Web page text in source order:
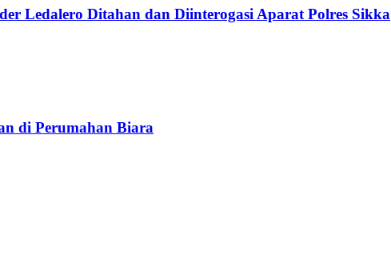
Ledalero Ditahan dan Diinterogasi Aparat Polres Sikka
di Perumahan Biara